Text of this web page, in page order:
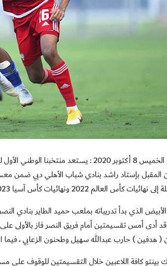
8 أكتوبر 2020 :
يستعد منتخبنا الوطني
المقبل بإستاد راشد بنادي شباب الأهلي دبي ضمن
العالم 2022 ونهائيات كأس آسيا 2023 التي تأجلت إلى العام المقبل بسبب جائحة كورونا .
الذي بدأ تدريباته بملعب حميد الطاير بنادي
قد أدى أمس تقسيمتين أمام فريق النصر فاز
( هدفين ) حارب عبدالله سهيل وطحنون الزعابي ، فيما
بينتو كافة اللاعبين خلال التقسيمتين للوقوف على